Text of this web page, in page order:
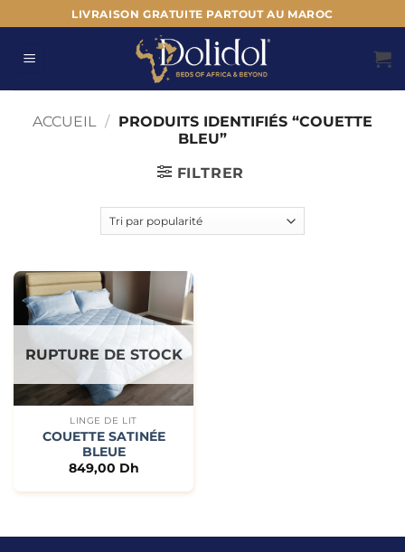
au
contenu
LIVRAISON GRATUITE PARTOUT AU MAROC
ACCUEIL / PRODUITS IDENTIFIÉS “COUETTE
BLEU”
FILTRER
RUPTURE DE STOCK
LINGE DE LIT
COUETTE SATINÉE
BLEUE
849,00 Dh